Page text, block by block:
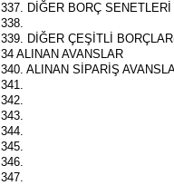
337. DİĞER BORÇ
338.
339. DİĞER ÇEŞİTLİ
34 ALINAN AVANSLAR
340. ALINAN SİPARİŞ
341.
342.
343.
344.
345.
346.
347.